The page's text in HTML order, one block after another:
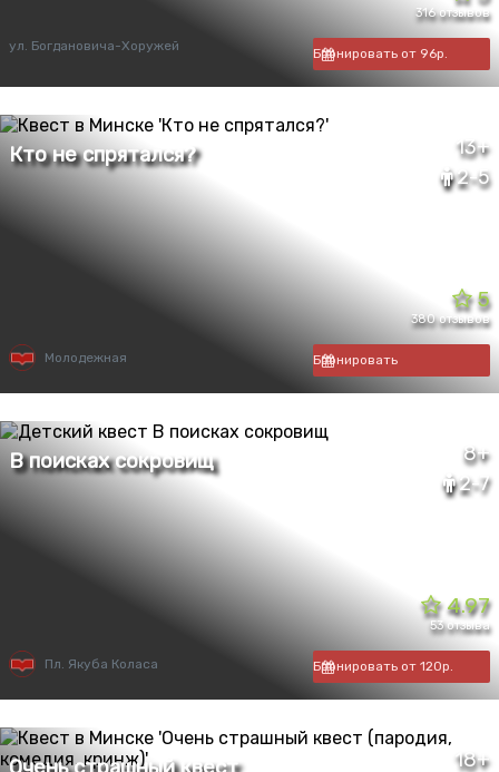
316 отзывов
ул. Богдановича-Хоружей Бронировать от 96р.
13+
2-5
5
380 отзывов
Молодежная Бронировать
8+
2-7
4.97
53 отзыва
Пл. Якуба Коласа Бронировать от 120р.
18+